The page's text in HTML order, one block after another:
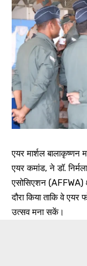
एयर मार्शल
एयर कमांड, ने डॉ.
एसोसिएशन (AFFWA)
दौरा किया ताकि वे एयर
उत्सव मना सकें।